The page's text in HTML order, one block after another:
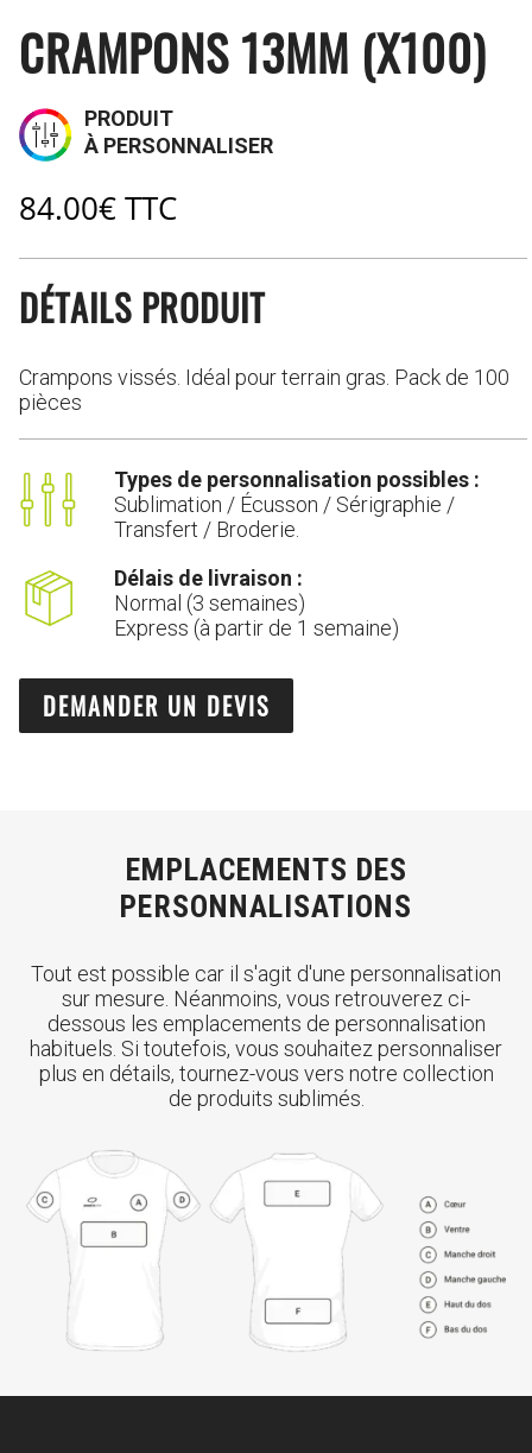
CRAMPONS 13MM (X100)
PRODUIT
À PERSONNALISER
84.00€ TTC
DÉTAILS PRODUIT
Crampons vissés. Idéal pour terrain gras. Pack de 100
pièces
Types de personnalisation possibles :
Sublimation / Écusson / Sérigraphie /
Transfert / Broderie.
Délais de livraison :
Normal (3 semaines)
Express (à partir de 1 semaine)
DEMANDER UN DEVIS
EMPLACEMENTS DES
PERSONNALISATIONS
Tout est possible car il s'agit d'une personnalisation
sur mesure. Néanmoins, vous retrouverez ci-
dessous les emplacements de personnalisation
habituels. Si toutefois, vous souhaitez personnaliser
plus en détails, tournez-vous vers notre collection
de produits sublimés.